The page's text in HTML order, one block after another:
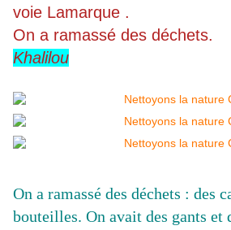
voie Lamarque .
On a ramassé des déchets.
Khalilou
On a ramassé des déchets : des
bouteilles. On avait des gants et